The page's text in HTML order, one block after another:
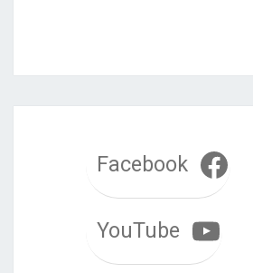
Facebook
YouTube